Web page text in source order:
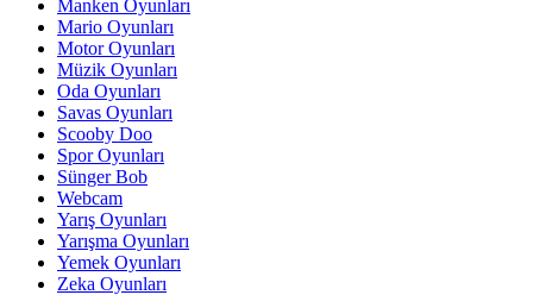
Manken Oyunları
Mario Oyunları
Motor Oyunları
Müzik Oyunları
Oda Oyunları
Savas Oyunları
Scooby Doo
Spor Oyunları
Sünger Bob
Webcam
Yarış Oyunları
Yarışma Oyunları
Yemek Oyunları
Zeka Oyunları